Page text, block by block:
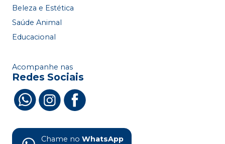
Beleza e Estética
Saúde Animal
Educacional
Acompanhe nas
Redes Sociais
Chame no WhatsApp